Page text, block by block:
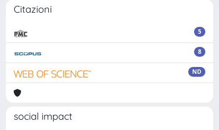
Citazioni
5
8
ND
social impact